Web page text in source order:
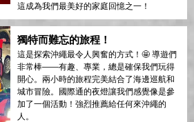
這成為我們最美好的家庭回憶之一！
獨特而難忘的旅程！
這是探索沖繩最令人興奮的方式！🤩 導遊們
非常棒——有趣、專業，總是確保我們玩得
開心。兩小時的旅程完美結合了海邊巡航和
城市冒險。國際通的夜燈讓我們感覺像是參
加了一個活動！強烈推薦給任何來沖繩的
人。